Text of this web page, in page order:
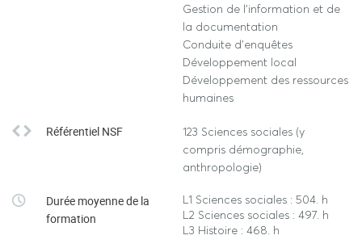
Gestion de l'information et de
la documentation
Conduite d'enquêtes
Développement local
Développement des ressources
humaines
Référentiel NSF
123 Sciences sociales (y
compris démographie,
anthropologie)
Durée moyenne de la
formation
L1 Sciences sociales : 504. h
L2 Sciences sociales : 497. h
L3 Histoire : 468. h